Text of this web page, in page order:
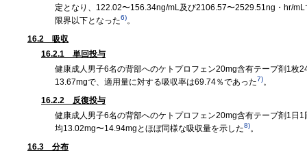
定となり、122.02〜156.34ng/mL及び2106.57〜2529.51ng・hr/
限界以下となった6)。
16.2 吸収
16.2.1 単回投与
健康成人男子6名の背部へのケトプロフェン20mg含有テープ剤1枚
13.67mgで、適用量に対する吸収率は69.74％であった7)。
16.2.2 反復投与
健康成人男子6名の背部へのケトプロフェン20mg含有テープ剤1日
均13.02mg〜14.94mgとほぼ同様な吸収量を示した8)。
16.3 分布